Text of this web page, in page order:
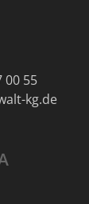
00 55
kg.de